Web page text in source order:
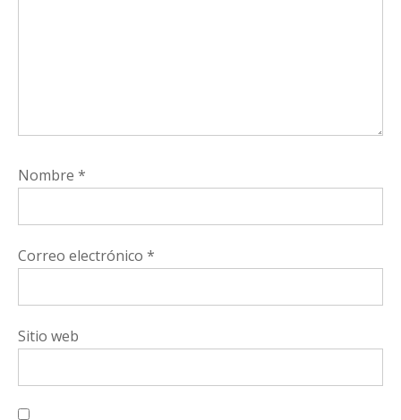
Nombre *
Correo electrónico *
Sitio web